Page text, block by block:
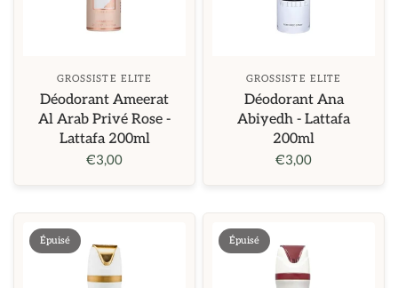
GROSSISTE ELITE
Déodorant Ameerat
Al Arab Privé Rose -
Lattafa 200ml
€3,00
GROSSISTE ELITE
Déodorant Ana
Abiyedh - Lattafa
200ml
€3,00
Épuisé Épuisé